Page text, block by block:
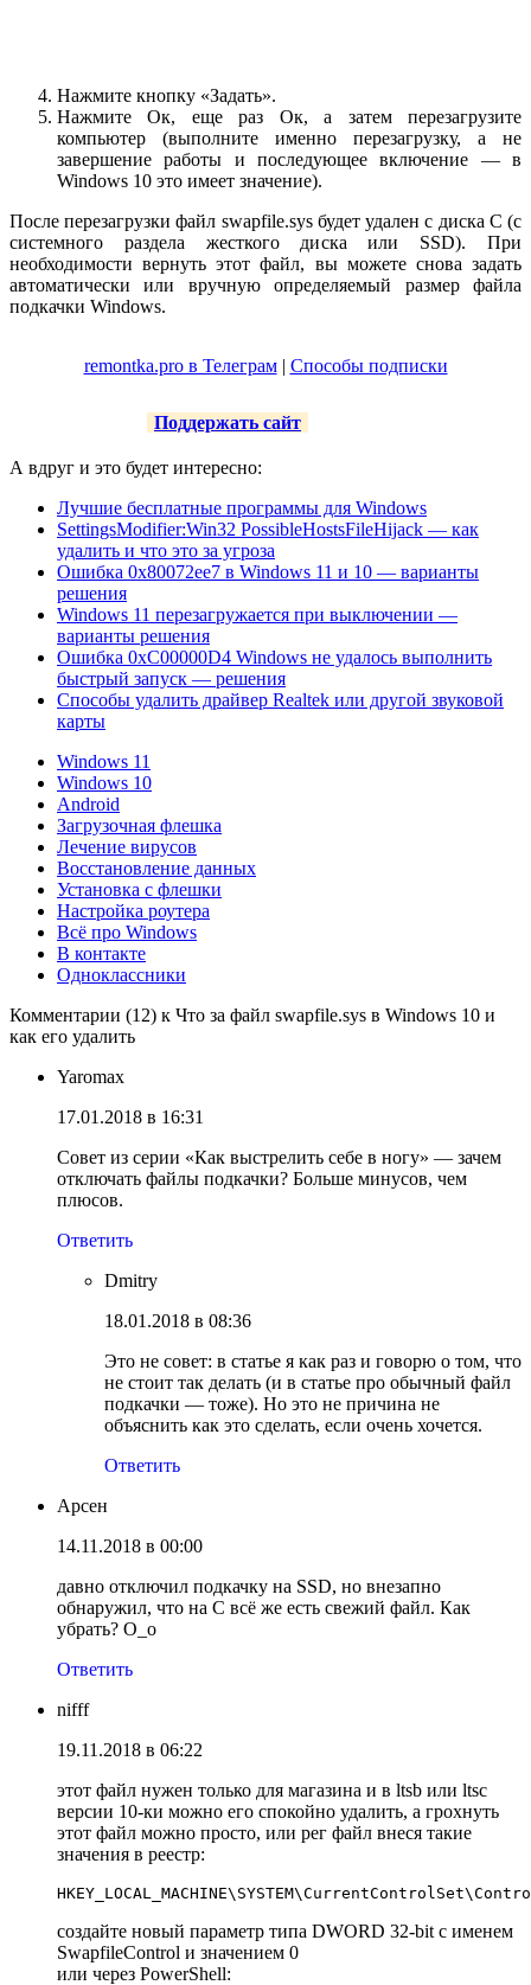
Нажмите кнопку «Задать».
Нажмите Ок, еще раз Ок, а затем перезагрузите
компьютер (выполните именно перезагрузку, а не
завершение работы и последующее включение — в
Windows 10 это имеет значение).
После перезагрузки файл swapfile.sys будет удален с диска C (с
системного раздела жесткого диска или SSD). При
необходимости вернуть этот файл, вы можете снова задать
автоматически или вручную определяемый размер файла
подкачки Windows.
remontka.pro в Телеграм| Способы подписки
Поддержать сайт
А вдруг и это будет интересно:
Лучшие бесплатные программы для Windows
SettingsModifier:Win32 PossibleHostsFileHijack — как
удалить и что это за угроза
Ошибка 0x80072ee7 в Windows 11 и 10 — варианты
решения
Windows 11 перезагружается при выключении —
варианты решения
Ошибка 0xC00000D4 Windows не удалось выполнить
быстрый запуск — решения
Способы удалить драйвер Realtek или другой звуковой
карты
Windows 11
Windows 10
Android
Загрузочная флешка
Лечение вирусов
Восстановление данных
Установка с флешки
Настройка роутера
Всё про Windows
В контакте
Одноклассники
Комментарии (12) к Что за файл swapfile.sys в Windows 10 и
как его удалить
Yaromax
17.01.2018 в 16:31
Совет из серии «Как выстрелить себе в ногу» — зачем
отключать файлы подкачки? Больше минусов, чем
плюсов.
Ответить
Dmitry
18.01.2018 в 08:36
Это не совет: в статье я как раз и говорю о том, что
не стоит так делать (и в статье про обычный файл
подкачки — тоже). Но это не причина не
объяснить как это сделать, если очень хочется.
Ответить
Арсен
14.11.2018 в 00:00
давно отключил подкачку на SSD, но внезапно
обнаружил, что на С всё же есть свежий файл. Как
убрать? О_о
Ответить
nifff
19.11.2018 в 06:22
этот файл нужен только для магазина и в ltsb или ltsc
версии 10-ки можно его спокойно удалить, а грохнуть
этот файл можно просто, или рег файл внеся такие
значения в реестр:
создайте новый параметр типа DWORD 32-bit с именем
SwapfileControl и значением 0
или через PowerShell: